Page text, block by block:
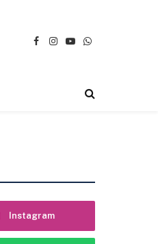
Facebook
Instagram
YouTubeWhatsApp
Instagram